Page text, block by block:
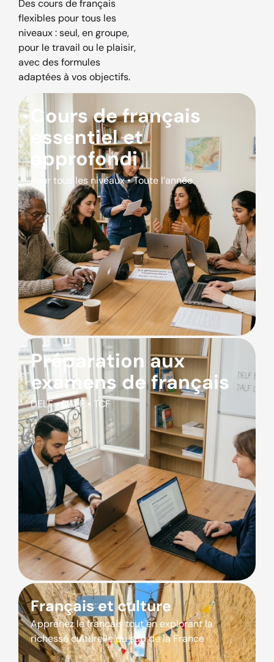
Des cours de français
flexibles pour tous les
niveaux : seul, en groupe,
pour le travail ou le plaisir,
avec des formules
adaptées à vos objectifs.
Cours de français
essentiel et
approfondi
Pour tous les niveaux • Toute l’année
Préparation aux
examens de français
DELF • DALF • TCF
Français et culture
Apprenez le français tout en explorant la
richesse culturelle du sud de la France